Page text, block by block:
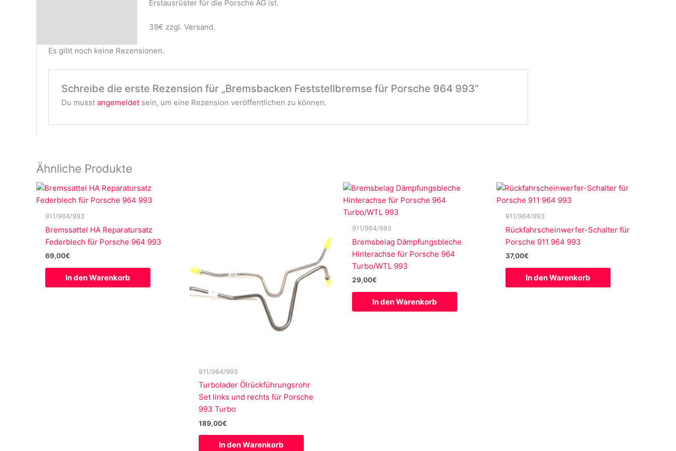
Erstausrüster für die Porsche AG ist.
39€ zzgl. Versand.
Es gibt noch keine Rezensionen.
Schreibe die erste Rezension für „Bremsbacken Feststellbremse für Porsche 964 993“
Du musst angemeldetsein, um eine Rezension veröffentlichen zu können.
Ähnliche Produkte
911/964/993
Bremssattel HA Reparatursatz
Federblech für Porsche 964 993
69,00€
In den Warenkorb
911/964/993
Turbolader Ölrückführungsrohr
Set links und rechts für Porsche
993 Turbo
189,00€
In den Warenkorb
911/964/993
Bremsbelag Dämpfungsbleche
Hinterachse für Porsche 964
Turbo/WTL 993
29,00€
In den Warenkorb
911/964/993
Rückfahrscheinwerfer-Schalter für
Porsche 911 964 993
37,00€
In den Warenkorb